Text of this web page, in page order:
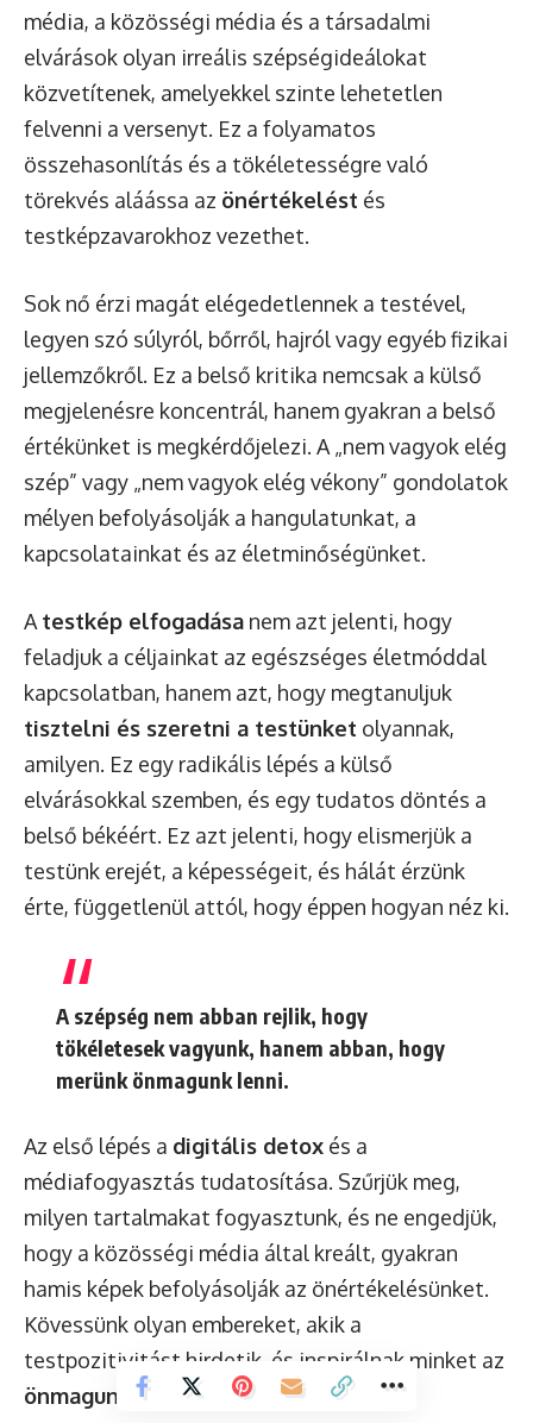
média, a közösségi média és a társadalmi
elvárások olyan irreális szépségideálokat
közvetítenek, amelyekkel szinte lehetetlen
felvenni a versenyt. Ez a folyamatos
összehasonlítás és a tökéletességre való
törekvés aláássa az önértékelést és
testképzavarokhoz vezethet.
Sok nő érzi magát elégedetlennek a testével,
legyen szó súlyról, bőrről, hajról vagy egyéb fizikai
jellemzőkről. Ez a belső kritika nemcsak a külső
megjelenésre koncentrál, hanem gyakran a belső
értékünket is megkérdőjelezi. A „nem vagyok elég
szép” vagy „nem vagyok elég vékony” gondolatok
mélyen befolyásolják a hangulatunkat, a
kapcsolatainkat és az életminőségünket.
A testkép elfogadása nem azt jelenti, hogy
feladjuk a céljainkat az egészséges életmóddal
kapcsolatban, hanem azt, hogy megtanuljuk
tisztelni és szeretni a testünket olyannak,
amilyen. Ez egy radikális lépés a külső
elvárásokkal szemben, és egy tudatos döntés a
belső békéért. Ez azt jelenti, hogy elismerjük a
testünk erejét, a képességeit, és hálát érzünk
érte, függetlenül attól, hogy éppen hogyan néz ki.
A szépség nem abban rejlik, hogy
tökéletesek vagyunk, hanem abban, hogy
merünk önmagunk lenni.
Az első lépés a digitális detox és a
médiafogyasztás tudatosítása. Szűrjük meg,
milyen tartalmakat fogyasztunk, és ne engedjük,
hogy a közösségi média által kreált, gyakran
hamis képek befolyásolják az önértékelésünket.
Kövessünk olyan embereket, akik a
testpozitivitást hirdetik, és inspirálnak minket az
önmagunk elfogadására